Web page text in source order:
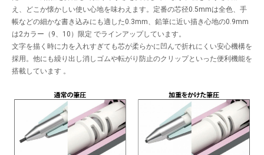
え、どこか懐かしい使い心地を味わえます。定番の芯径0.5mmは全色、手
帳などの細かな書き込みにも適した0.3mm、鉛筆に近い描き心地の0.9mm
は2カラー（9、10）限定 でラインアップしています。
文字を描く時に力を入れすぎても芯が柔らかに凹んで折れにくい安心機構を
採用。他にも繰り出し消しゴムや転がり防止のクリップといった便利機能を
搭載しています 。